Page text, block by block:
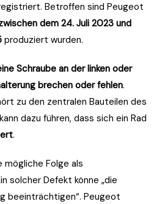
Betroffen sind Peugeot
dem 24. Juli 2023 und
produziert wurden.
Schraube an der linken oder
brechen oder fehlen.
zu den zentralen Bauteilen des
dazu führen, dass sich ein Rad
.
mögliche Folge als
solcher Defekt könne „die
beeinträchtigen“. Peugeot